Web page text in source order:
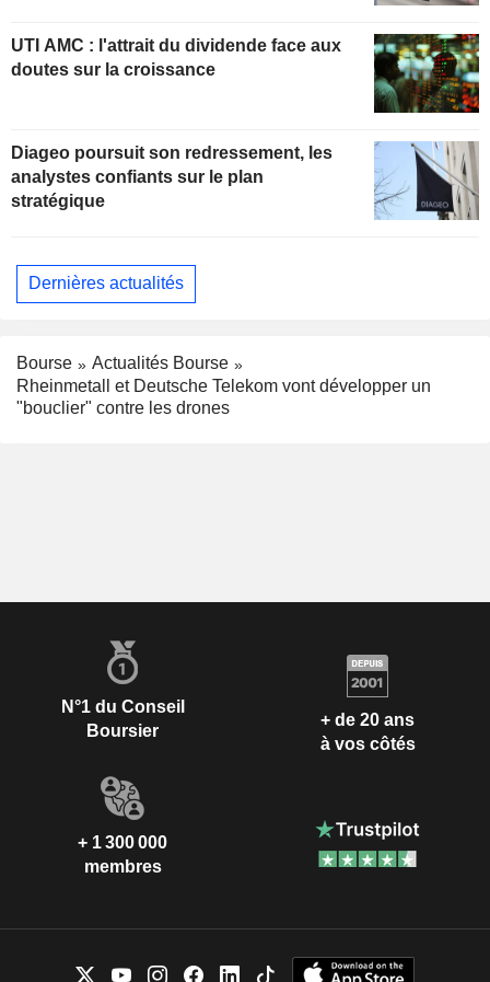
UTI AMC : l'attrait du dividende face aux
doutes sur la croissance
Diageo poursuit son redressement, les
analystes confiants sur le plan
stratégique
Dernières actualités
Bourse
Actualités Bourse
Rheinmetall et Deutsche Telekom vont développer un
"bouclier" contre les drones
N°1 du Conseil
Boursier
+ de 20 ans
à vos côtés
+ 1 300 000
membres